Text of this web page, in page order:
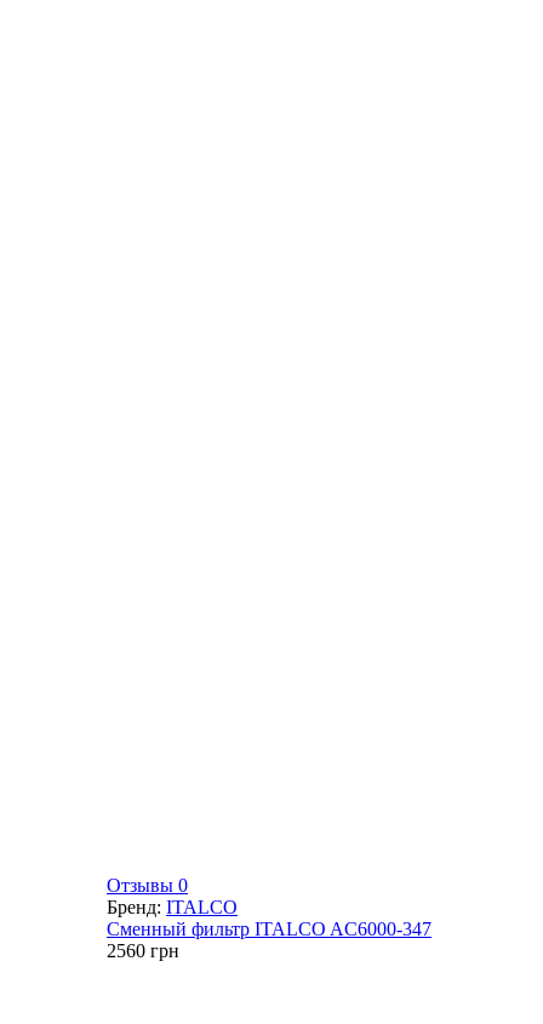
Отзывы 0
Бренд: ITALCO
Сменный фильтр ITALCO AC6000-347
2560 грн